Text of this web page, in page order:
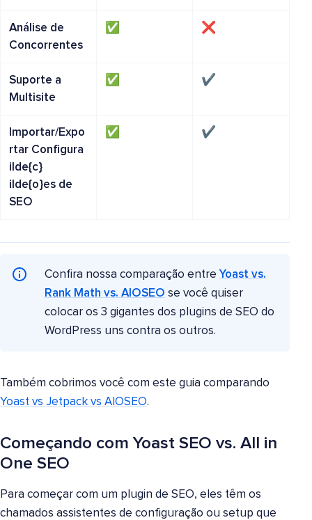
Análise de
Concorrentes
✅ ❌
Suporte a
Multisite
✅ ✔️
Importar/Expo
rtar Configura
ilde{c}
ilde{o}es de
SEO
✅ ✔️
Confira nossa comparação entre Yoast vs.
Rank Math vs. AIOSEO se você quiser
colocar os 3 gigantes dos plugins de SEO do
WordPress uns contra os outros.
Também cobrimos você com este guia comparando
Yoast vs Jetpack vs AIOSEO.
Começando com Yoast SEO vs. All in
One SEO
Para começar com um plugin de SEO, eles têm os
chamados assistentes de configuração ou setup que